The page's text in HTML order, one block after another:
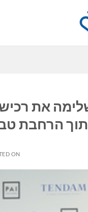
תוך הרחבת
ON